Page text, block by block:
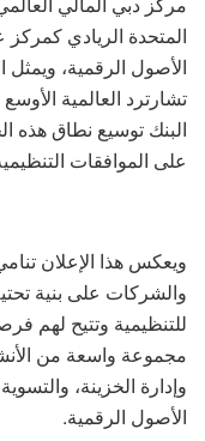
المتحدة الريادي
الأصول الرقمية، ويمثل
تشارترد العالمية
البنك توسيع نطاق هذه
على الموافقات
ويعكس هذا الإعلان
والشركات على بنية
للتنظيمية وتتيح لهم
مجموعة واسعة من
وإدارة الخزينة،
الأصول الرقمية.